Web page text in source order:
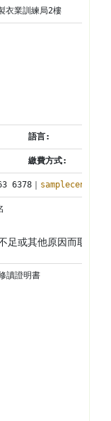
衣業訓練局2樓
語言:
繳費方式:
6378｜
足或其他原因而取消
讀證明書